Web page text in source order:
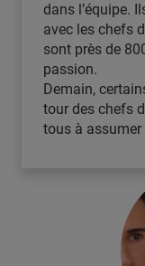
dans l’équipe.
avec les chefs
sont près de
passion.
Demain,
tour des chefs
tous à